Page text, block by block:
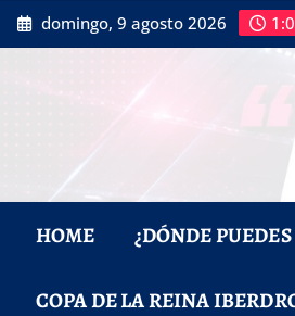
Saltar
al
domingo, 9 agosto 2026
HOME ¿DÓNDE
COPA DE LA REINA